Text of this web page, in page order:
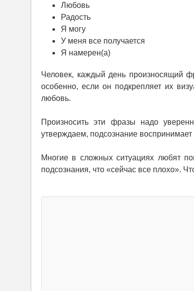
Любовь
Радость
Я могу
У меня все получается
Я намерен(а)
Человек, каждый день произносящий
особенно, если он подкрепляет их
любовь.
Произносить эти фразы надо
утверждаем, подсознание
Многие в сложных ситуациях любят
подсознания, что «сейчас все плохо».